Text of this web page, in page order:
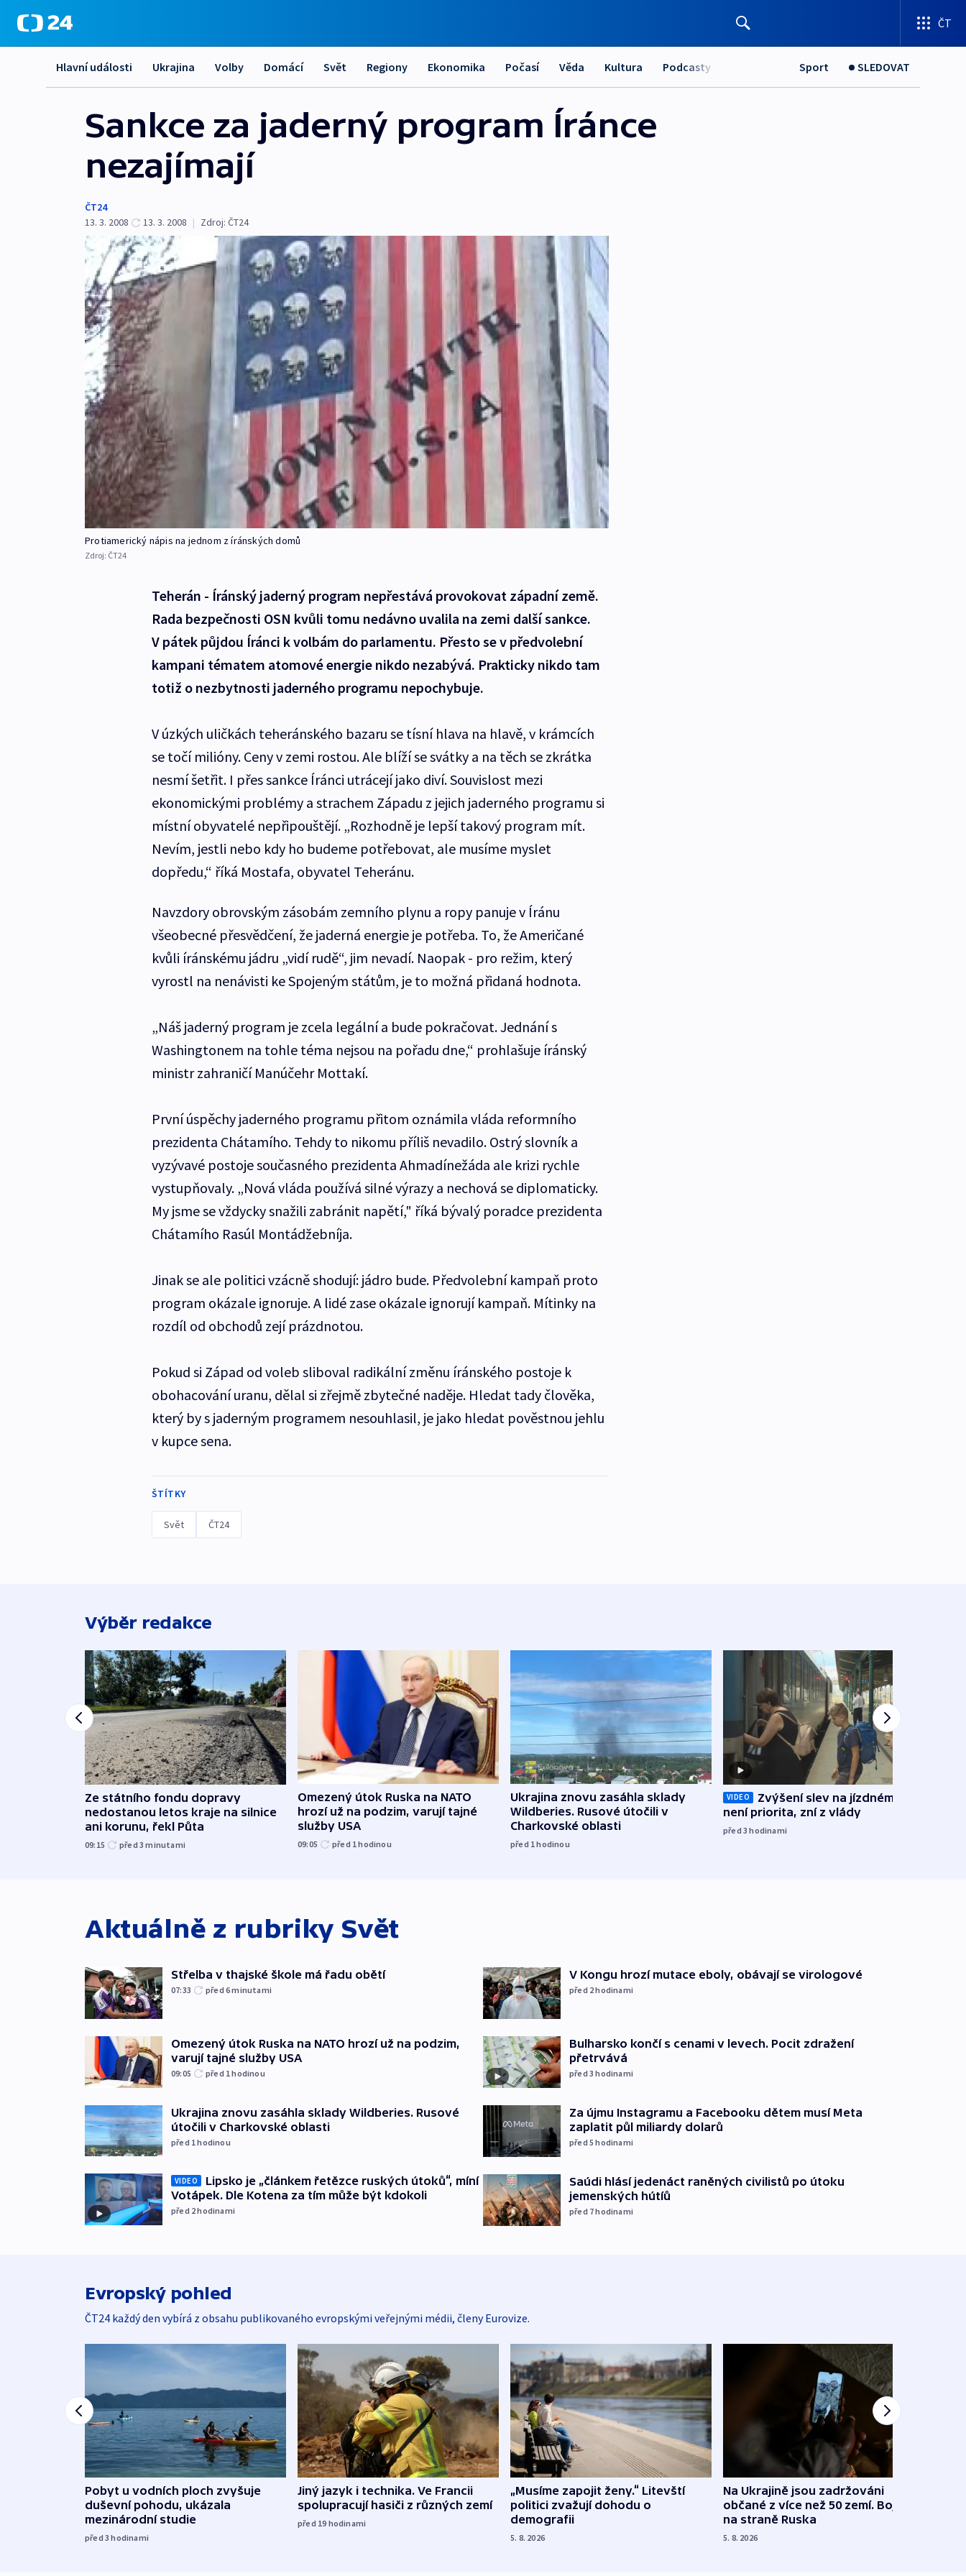
ČT
Hlavní události Ukrajina Volby Domácí Svět Regiony Ekonomika Počasí Věda Kultura Podcasty Sport SLEDOVAT
Sankce za jaderný program Íránce
nezajímají
ČT24
13. 3. 2008
13. 3. 2008 | Zdroj: ČT24
Protiamerický nápis na jednom z íránských domů
Zdroj: ČT24
Teherán - Íránský jaderný program nepřestává provokovat západní země.
Rada bezpečnosti OSN kvůli tomu nedávno uvalila na zemi další sankce.
V pátek půjdou Íránci k volbám do parlamentu. Přesto se v předvolební
kampani tématem atomové energie nikdo nezabývá. Prakticky nikdo tam
totiž o nezbytnosti jaderného programu nepochybuje.
V úzkých uličkách teheránského bazaru se tísní hlava na hlavě, v krámcích
se točí milióny. Ceny v zemi rostou. Ale blíží se svátky a na těch se zkrátka
nesmí šetřit. I přes sankce Íránci utrácejí jako diví. Souvislost mezi
ekonomickými problémy a strachem Západu z jejich jaderného programu si
místní obyvatelé nepřipouštějí. „Rozhodně je lepší takový program mít.
Nevím, jestli nebo kdy ho budeme potřebovat, ale musíme myslet
dopředu,“ říká Mostafa, obyvatel Teheránu.
Navzdory obrovským zásobám zemního plynu a ropy panuje v Íránu
všeobecné přesvědčení, že jaderná energie je potřeba. To, že Američané
kvůli íránskému jádru „vidí rudě“, jim nevadí. Naopak - pro režim, který
vyrostl na nenávisti ke Spojeným státům, je to možná přidaná hodnota.
„Náš jaderný program je zcela legální a bude pokračovat. Jednání s
Washingtonem na tohle téma nejsou na pořadu dne,“ prohlašuje íránský
ministr zahraničí Manúčehr Mottakí.
První úspěchy jaderného programu přitom oznámila vláda reformního
prezidenta Chátamího. Tehdy to nikomu příliš nevadilo. Ostrý slovník a
vyzývavé postoje současného prezidenta Ahmadínežáda ale krizi rychle
vystupňovaly. „Nová vláda používá silné výrazy a nechová se diplomaticky.
My jsme se vždycky snažili zabránit napětí," říká bývalý poradce prezidenta
Chátamího Rasúl Montádžebníja.
Jinak se ale politici vzácně shodují: jádro bude. Předvolební kampaň proto
program okázale ignoruje. A lidé zase okázale ignorují kampaň. Mítinky na
rozdíl od obchodů zejí prázdnotou.
Pokud si Západ od voleb sliboval radikální změnu íránského postoje k
obohacování uranu, dělal si zřejmě zbytečné naděje. Hledat tady člověka,
který by s jaderným programem nesouhlasil, je jako hledat pověstnou jehlu
v kupce sena.
ŠTÍTKY
Svět ČT24
Výběr redakce
Ze státního fondu dopravy
nedostanou letos kraje na silnice
ani korunu, řekl Půta
09:15 před 3minutami
Omezený útok Ruska na NATO
hrozí už na podzim, varují tajné
služby USA
09:05 před 1hodinou
Ukrajina znovu zasáhla sklady
Wildberies. Rusové útočili v
Charkovské oblasti
před 1hodinou
VIDEO
Zvýšení slev na jízdném teď
není priorita, zní z vlády
před 3hodinami
Aktuálně z rubriky Svět
Střelba v thajské škole má řadu obětí
07:33 před 6minutami
Omezený útok Ruska na NATO hrozí už na podzim,
varují tajné služby USA
09:05 před 1hodinou
Ukrajina znovu zasáhla sklady Wildberies. Rusové
útočili v Charkovské oblasti
před 1hodinou
VIDEO
Lipsko je „článkem řetězce ruských útoků“, míní
Votápek. Dle Kotena za tím může být kdokoli
před 2hodinami
V Kongu hrozí mutace eboly, obávají se virologové
před 2hodinami
Bulharsko končí s cenami v levech. Pocit zdražení
přetrvává
před 3hodinami
Za újmu Instagramu a Facebooku dětem musí Meta
zaplatit půl miliardy dolarů
před 5hodinami
Saúdi hlásí jedenáct raněných civilistů po útoku
jemenských hútíů
před 7hodinami
Evropský pohled
ČT24 každý den vybírá z obsahu publikovaného evropskými veřejnými médii, členy Eurovize.
Pobyt u vodních ploch zvyšuje
duševní pohodu, ukázala
mezinárodní studie
před 3hodinami
Jiný jazyk i technika. Ve Francii
spolupracují hasiči z různých zemí
před 19 hodinami
„Musíme zapojit ženy.“ Litevští
politici zvažují dohodu o
demografii
5. 8. 2026
Na Ukrajině jsou zadržováni
občané z více než 50 zemí. Bojovali
na straně Ruska
5. 8. 2026